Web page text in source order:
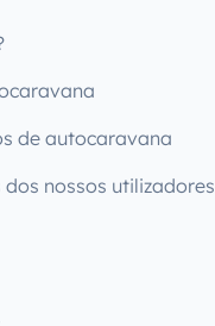
de autocaravana
nossos utilizadores